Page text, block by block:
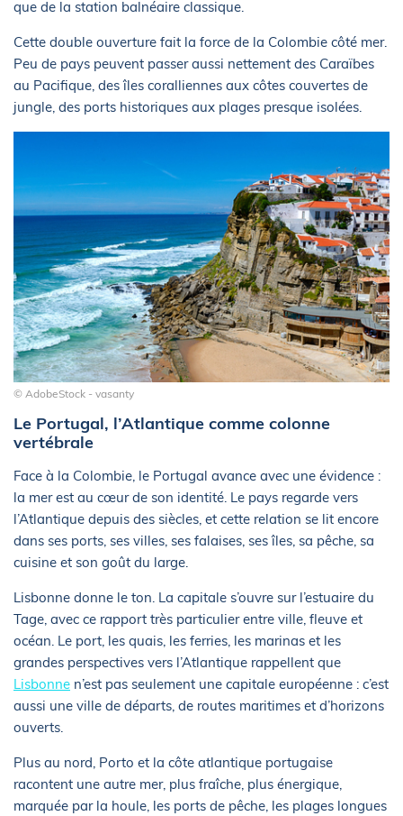
que de la station balnéaire classique.
Cette double ouverture fait la force de la Colombie côté mer.
Peu de pays peuvent passer aussi nettement des Caraïbes
au Pacifique, des îles coralliennes aux côtes couvertes de
jungle, des ports historiques aux plages presque isolées.
© AdobeStock - vasanty
Le Portugal, l’Atlantique comme colonne
vertébrale
Face à la Colombie, le Portugal avance avec une évidence :
la mer est au cœur de son identité. Le pays regarde vers
l’Atlantique depuis des siècles, et cette relation se lit encore
dans ses ports, ses villes, ses falaises, ses îles, sa pêche, sa
cuisine et son goût du large.
Lisbonne donne le ton. La capitale s’ouvre sur l’estuaire du
Tage, avec ce rapport très particulier entre ville, fleuve et
océan. Le port, les quais, les ferries, les marinas et les
grandes perspectives vers l’Atlantique rappellent que
Lisbonne n’est pas seulement une capitale européenne : c’est
aussi une ville de départs, de routes maritimes et d’horizons
ouverts.
Plus au nord, Porto et la côte atlantique portugaise
racontent une autre mer, plus fraîche, plus énergique,
marquée par la houle, les ports de pêche, les plages longues